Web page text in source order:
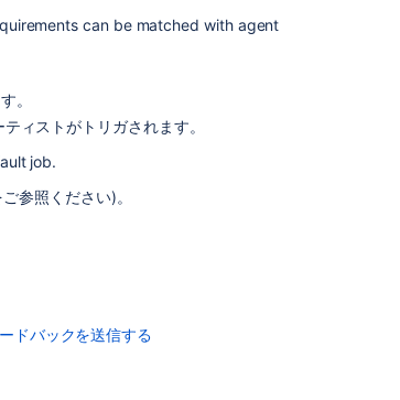
can be matched with agent
。
ィストがトリガされます。
job.
ご参照ください)。
ドバックを送信する